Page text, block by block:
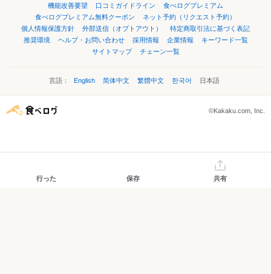
機能改善要望
口コミガイドライン
食べログプレミアム
食べログプレミアム無料クーポン
ネット予約（リクエスト予約）
個人情報保護方針
外部送信（オプトアウト）
特定商取引法に基づく表記
推奨環境
ヘルプ・お問い合わせ 採用情報 企業情報
キーワード一覧
サイトマップ
チェーン一覧
言語： English 简体中文 繁體中文 한국어 日本語
©Kakaku.com, Inc.
行った 保存 共有